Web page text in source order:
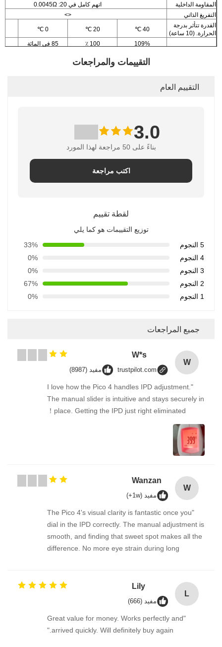
المقاومة الداخلية
اتهم كامل في 20: 0.0045Ω
التفريغ الذاتي
<>
القدرة تتأثر بدرجة
الحرارة. (10 ساعة)
40 ℃
20 ℃
0 ℃
109% 100 ٪
85 في المائة
14.4-ماكس 14.8v الحالية: 25Aالتقييمات والمراجعات
التقييم العام
3.0
بناءً على 50 مراجعة لهذا المورد
اكتب مراجعة
لقطة تقييم
توزيع التقييمات هو كما يلي
5 النجوم
33%
4 النجوم
0%
3 النجوم
0%
2 النجوم
67%
1 النجوم
0%
جميع المراجعات
W
W*s
trustpilot.com مفيد (8987)
"I love how the Pico 4 handles IPD adjustment.
The manual slider is intuitive and stays securely in
place. Getting the IPD just right eliminated！
W
Wanzan
مفيد (1w+)
"The Pico 4's visual clarity is fantastic once you
dial in the IPD correctly. The manual adjustment is
smooth, and finding that sweet spot makes all the
difference. No more eye strain during long
fantastic once you dial in the IPD correctly. The
manual adjustment is smooth, and finding that
sweet spot makes all the difference. No more eye
strain during long sessions. Highly recommend
taking the time to set it up properly!""The Pico 4's
L
Lily
مفيد (666)
"Great value for money. Works perfectly and
arrived quickly. Will definitely buy again."